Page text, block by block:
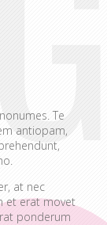
Te
antiopam,
at nec
et erat movet
ponderum